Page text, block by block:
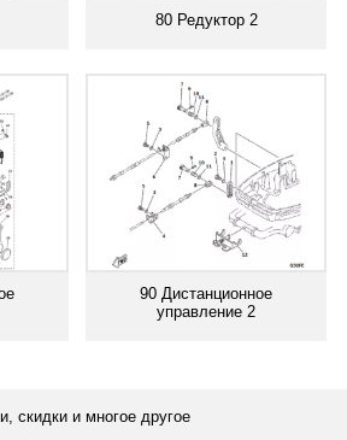
80 Редуктор 2
90 Дистанционное
управление 2
скидки и многое другое